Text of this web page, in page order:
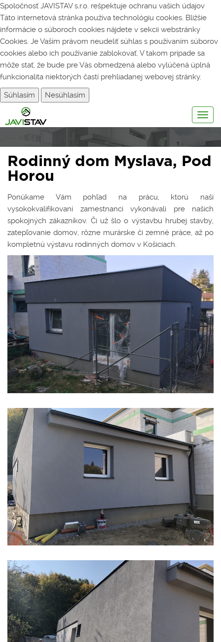
Spoločnosť JAVISTAV s.r.o. rešpektuje ochranu vašich údajov
Táto internetová stránka používa technológiu cookies. Bližšie
informácie o súboroch cookies nájdete v sekcii webstránky
Cookies. Je Vaším právom neudeliť súhlas s používaním súborov
cookies alebo ich používanie zablokovať. V takom prípade sa
môže stať, že bude pre Vás obmedzená alebo vylúčená úplná
funkcionalita niektorých častí prehliadanej webovej stránky.
Súhlasím Nesúhlasím
Rodinný dom Myslava, Pod
Horou
Ponúkame Vám pohľad na prácu, ktorú naši
vysokokvalifikovaní zamestnanci vykonávali pre našich
spokojných zákazníkov. Či už šlo o výstavbu hrubej stavby,
zatepľovanie domov, rôzne murárske či zemné práce, až po
kompletnú výstavu rodinných domov v Košiciach.